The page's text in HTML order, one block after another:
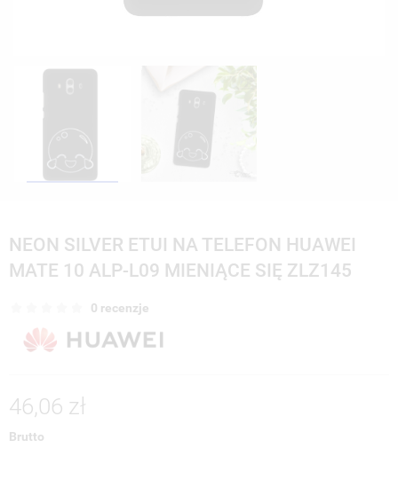
NEON SILVER ETUI NA TELEFON HUAWEI
MATE 10 ALP-L09 MIENIĄCE SIĘ ZLZ145
0 recenzje
46,06 zł
Brutto